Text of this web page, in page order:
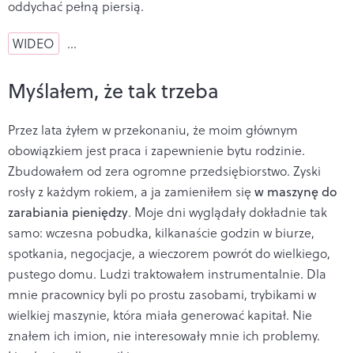
oddychać pełną piersią.
WIDEO …
Myślałem, że tak trzeba
Przez lata żyłem w przekonaniu, że moim głównym
obowiązkiem jest praca i zapewnienie bytu rodzinie.
Zbudowałem od zera ogromne przedsiębiorstwo. Zyski
rosły z każdym rokiem, a ja zamieniłem się w maszynę do
zarabiania pieniędzy. Moje dni wyglądały dokładnie tak
samo: wczesna pobudka, kilkanaście godzin w biurze,
spotkania, negocjacje, a wieczorem powrót do wielkiego,
pustego domu. Ludzi traktowałem instrumentalnie. Dla
mnie pracownicy byli po prostu zasobami, trybikami w
wielkiej maszynie, która miała generować kapitał. Nie
znałem ich imion, nie interesowały mnie ich problemy.